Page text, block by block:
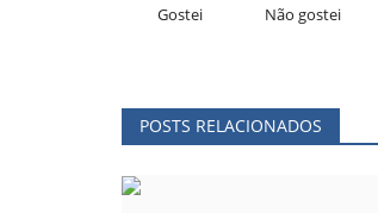
Gostei Não gostei
POSTS RELACIONADOS